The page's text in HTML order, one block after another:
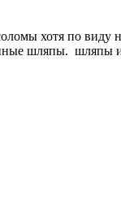
хотя по
шляпы. шляпы